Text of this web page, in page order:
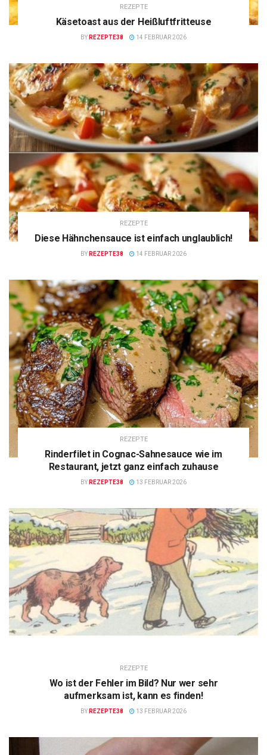
REZEPTE
Käsetoast aus der Heißluftfritteuse
BY REZEPTE38 14 FEBRUAR 2026
REZEPTE
Diese Hähnchensauce ist einfach unglaublich!
BY REZEPTE38 14 FEBRUAR 2026
REZEPTE
Rinderfilet in Cognac-Sahnesauce wie im
Restaurant, jetzt ganz einfach zuhause
BY REZEPTE38 13 FEBRUAR 2026
REZEPTE
Wo ist der Fehler im Bild? Nur wer sehr
aufmerksam ist, kann es finden!
BY REZEPTE38 13 FEBRUAR 2026